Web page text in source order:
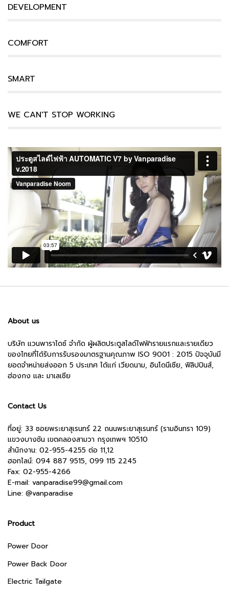
DEVELOPMENT
COMFORT
SMART
WE CAN'T STOP WORKING
About us
บริษัท แวนพาราไดซ์ จำกัด ผู้ผลิตประตูสไลด์ไฟฟ้ารายแรกและรายเดียว
ของไทยที่ได้รับการรับรองมาตรฐานคุณภาพ ISO 9001 : 2015 ปัจจุบันมี
ยอดจำหน่ายส่งออก 5 ประเทศ ได้แก่ เวียดนาม, อินโดนีเซีย, ฟิลิปปินส์,
ฮ่องกง และ มาเลเซีย
Contact Us
ที่อยู่: 33 ซอยพระยาสุเรนทร์ 22 ถนนพระยาสุเรนทร์ (รามอินทรา 109)
แขวงบางชัน เขตคลองสามวา กรุงเทพฯ 10510
สำนักงาน: 02-955-4255 ต่อ 11,12
ฮอทไลน์: 094 887 9515, 099 115 2245
Fax: 02-955-4266
E-mail: vanparadise99@gmail.com
Line: @vanparadise
Product
Power Door
Power Back Door
Electric Tailgate